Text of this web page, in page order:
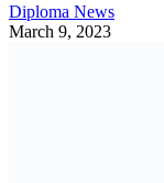
Diploma News
March 9, 2023